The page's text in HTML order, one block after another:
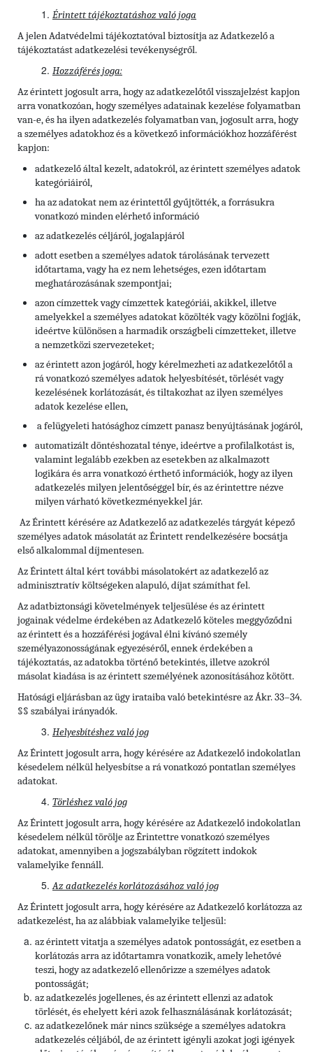
Érintett tájékoztatáshoz való joga
A jelen Adatvédelmi tájékoztatóval biztosítja az Adatkezelő a
tájékoztatást adatkezelési tevékenységről.
Hozzáférés joga:
Az érintett jogosult arra, hogy az adatkezelőtől visszajelzést kapjon
arra vonatkozóan, hogy személyes adatainak kezelése folyamatban
van-e, és ha ilyen adatkezelés folyamatban van, jogosult arra, hogy
a személyes adatokhoz és a következő információkhoz hozzáférést
kapjon:
adatkezelő által kezelt, adatokról, az érintett személyes adatok
kategóriáiról,
ha az adatokat nem az érintettől gyűjtötték, a forrásukra
vonatkozó minden elérhető információ
az adatkezelés céljáról, jogalapjáról
adott esetben a személyes adatok tárolásának tervezett
időtartama, vagy ha ez nem lehetséges, ezen időtartam
meghatározásának szempontjai;
azon címzettek vagy címzettek kategóriái, akikkel, illetve
amelyekkel a személyes adatokat közölték vagy közölni fogják,
ideértve különösen a harmadik országbeli címzetteket, illetve
a nemzetközi szervezeteket;
az érintett azon jogáról, hogy kérelmezheti az adatkezelőtől a
rá vonatkozó személyes adatok helyesbítését, törlését vagy
kezelésének korlátozását, és tiltakozhat az ilyen személyes
adatok kezelése ellen,
a felügyeleti hatósághoz címzett panasz benyújtásának jogáról,
automatizált döntéshozatal ténye, ideértve a profilalkotást is,
valamint legalább ezekben az esetekben az alkalmazott
logikára és arra vonatkozó érthető információk, hogy az ilyen
adatkezelés milyen jelentőséggel bír, és az érintettre nézve
milyen várható következményekkel jár.
Az Érintett kérésére az Adatkezelő az adatkezelés tárgyát képező
személyes adatok másolatát az Érintett rendelkezésére bocsátja
első alkalommal díjmentesen.
Az Érintett által kért további másolatokért az adatkezelő az
adminisztratív költségeken alapuló, díjat számíthat fel.
Az adatbiztonsági követelmények teljesülése és az érintett
jogainak védelme érdekében az Adatkezelő köteles meggyőződni
az érintett és a hozzáférési jogával élni kívánó személy
személyazonosságának egyezéséről, ennek érdekében a
tájékoztatás, az adatokba történő betekintés, illetve azokról
másolat kiadása is az érintett személyének azonosításához kötött.
Hatósági eljárásban az ügy irataiba való betekintésre az Ákr. 33–34.
§§ szabályai irányadók.
Helyesbítéshez való jog
Az Érintett jogosult arra, hogy kérésére az Adatkezelő indokolatlan
késedelem nélkül helyesbítse a rá vonatkozó pontatlan személyes
adatokat.
Törléshez való jog
Az Érintettjogosult arra, hogy kérésére az Adatkezelő indokolatlan
késedelem nélkül törölje az Érintettre vonatkozó személyes
adatokat, amennyiben a jogszabályban rögzített indokok
valamelyike fennáll.
Az adatkezelés korlátozásához való jog
Az Érintett jogosult arra, hogy kérésére az Adatkezelő korlátozza az
adatkezelést, ha az alábbiak valamelyike teljesül:
az érintett vitatja a személyes adatok pontosságát, ez esetben a
korlátozás arra az időtartamra vonatkozik, amely lehetővé
teszi, hogy az adatkezelő ellenőrizze a személyes adatok
pontosságát;
az adatkezelés jogellenes, és az érintett ellenzi az adatok
törlését, és ehelyett kéri azok felhasználásának korlátozását;
az adatkezelőnek már nincs szüksége a személyes adatokra
adatkezelés céljából, de az érintett igényli azokat jogi igények